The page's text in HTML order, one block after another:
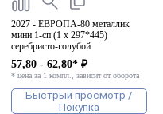
2027 - ЕВРОПА-80 металлик
мини 1-сп (1 х 297*445)
серебристо-голубой
57,80 - 62,80* ₽
* цена за 1 компл., зависит от оборота
Быстрый просмотр /
Покупка